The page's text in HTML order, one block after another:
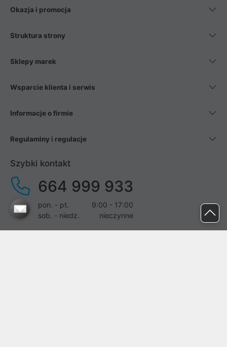
Okazja i promocja
Struktura strony
Sklepy marek
Wsparcie klienta i serwis
Informacje o firmie
Regulaminy i regulacje
Szybki kontakt
664 999 933
pon. - pt.
9:00 - 17:00
sob. - niedz.
nieczynne